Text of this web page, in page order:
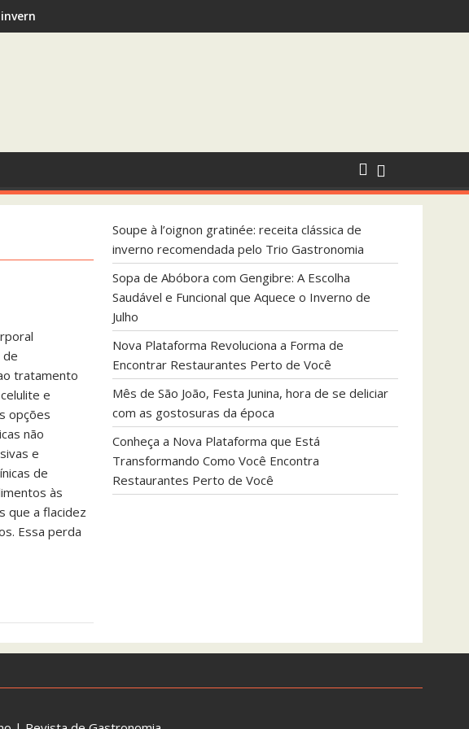
recomendada pelo Trio Gastronomia
e Funcional que Aquece o Inverno de Julho
de
tratamento
e
opções
não
e
de
às
que a flacidez
Essa perda
Soupe à l’oignon gratinée: receita clássica de
inverno recomendada pelo Trio Gastronomia
Sopa de Abóbora com Gengibre: A Escolha
Saudável e Funcional que Aquece o Inverno de
Julho
Nova Plataforma Revoluciona a Forma de
Encontrar Restaurantes Perto de Você
Mês de São João, Festa Junina, hora de se deliciar
com as gostosuras da época
Conheça a Nova Plataforma que Está
Transformando Como Você Encontra
Restaurantes Perto de Você